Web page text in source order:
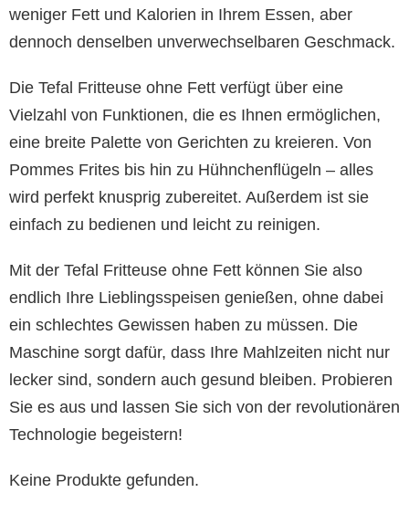
weniger Fett und Kalorien in Ihrem Essen, aber
dennoch denselben unverwechselbaren Geschmack.
Die Tefal Fritteuse ohne Fett verfügt über eine
Vielzahl von Funktionen, die es Ihnen ermöglichen,
eine breite Palette von Gerichten zu kreieren. Von
Pommes Frites bis hin zu Hühnchenflügeln – alles
wird perfekt knusprig zubereitet. Außerdem ist sie
einfach zu bedienen und leicht zu reinigen.
Mit der Tefal Fritteuse ohne Fett können Sie also
endlich Ihre Lieblingsspeisen genießen, ohne dabei
ein schlechtes Gewissen haben zu müssen. Die
Maschine sorgt dafür, dass Ihre Mahlzeiten nicht nur
lecker sind, sondern auch gesund bleiben. Probieren
Sie es aus und lassen Sie sich von der revolutionären
Technologie begeistern!
Keine Produkte gefunden.